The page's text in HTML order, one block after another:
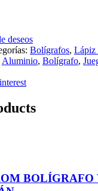
deseos
Bolígrafos, Lápiz
Aluminio, Bolígrafo,
BOLÍGRAFO